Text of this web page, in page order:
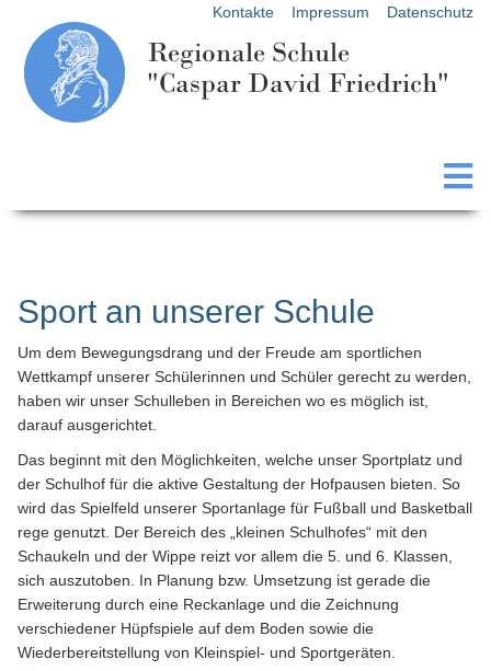
Kontakte Impressum Datenschutz
Regionale Schule
"Caspar David Friedrich"
Sport an unserer Schule
Um dem Bewegungsdrang und der Freude am sportlichen
Wettkampf unserer Schülerinnen und Schüler gerecht zu werden,
haben wir unser Schulleben in Bereichen wo es möglich ist,
darauf ausgerichtet.
Das beginnt mit den Möglichkeiten, welche unser Sportplatz und
der Schulhof für die aktive Gestaltung der Hofpausen bieten. So
wird das Spielfeld unserer Sportanlage für Fußball und Basketball
rege genutzt. Der Bereich des „kleinen Schulhofes“ mit den
Schaukeln und der Wippe reizt vor allem die 5. und 6. Klassen,
sich auszutoben. In Planung bzw. Umsetzung ist gerade die
Erweiterung durch eine Reckanlage und die Zeichnung
verschiedener Hüpfspiele auf dem Boden sowie die
Wiederbereitstellung von Kleinspiel- und Sportgeräten.